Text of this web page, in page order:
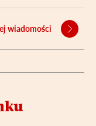
wiadomości